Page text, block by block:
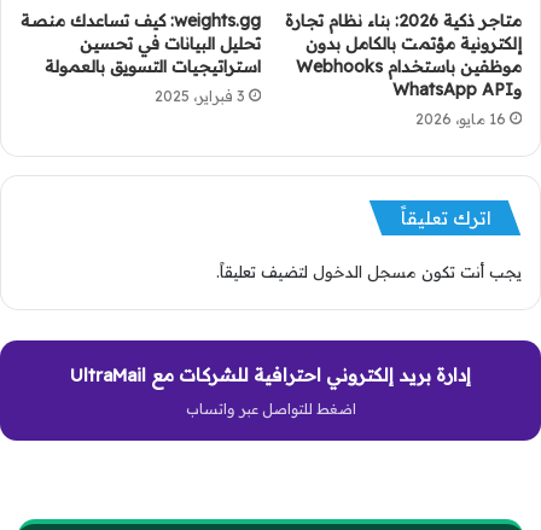
متاجر ذكية 2026: بناء نظام تجارة
إلكترونية مؤتمت بالكامل بدون
موظفين باستخدام Webhooks
وWhatsApp API
16 مايو، 2026
weights.gg: كيف تساعدك منصة
تحليل البيانات في تحسين
استراتيجيات التسويق بالعمولة
3 فبراير، 2025
اترك تعليقاً
يجب أنت تكون مسجل الدخول لتضيف تعليقاً.
إدارة بريد إلكتروني احترافية للشركات مع UltraMail
اضغط للتواصل عبر واتساب